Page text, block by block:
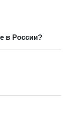
в России?